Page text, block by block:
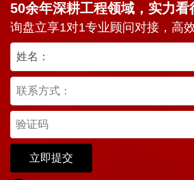
50余年深耕工程领域，实力看
询盘立享1对1专业顾问对接，高
立即提交